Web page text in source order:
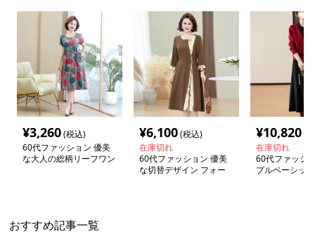
¥3,260(税込)
60代ファッション 優美
な大人の総柄リーフワン
¥6,100(税込)
在庫切れ
60代ファッション 優美
な切替デザイン フォー
¥10,820
在庫切れ
60代ファッシ
プルベーシッ
おすすめ記事一覧